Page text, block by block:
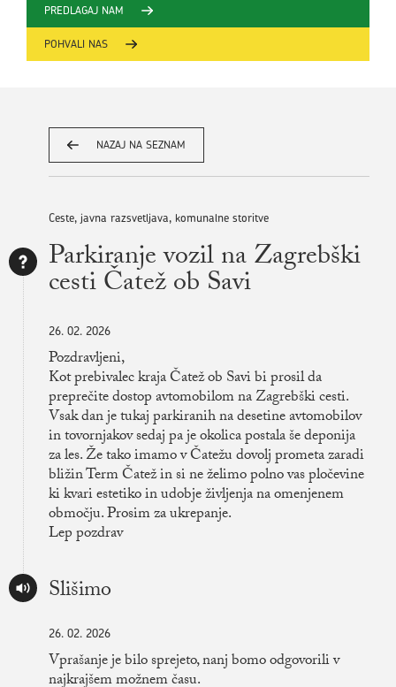
PREDLAGAJ NAM
POHVALI NAS
NAZAJ NA SEZNAM
Ceste, javna razsvetljava, komunalne storitve
Parkiranje vozil na Zagrebški
cesti Čatež ob Savi
26. 02. 2026
Pozdravljeni,
Kot prebivalec kraja Čatež ob Savi bi prosil da
preprečite dostop avtomobilom na Zagrebški cesti.
Vsak dan je tukaj parkiranih na desetine avtomobilov
in tovornjakov sedaj pa je okolica postala še deponija
za les. Že tako imamo v Čatežu dovolj prometa zaradi
bližin Term Čatež in si ne želimo polno vas pločevine
ki kvari estetiko in udobje življenja na omenjenem
območju. Prosim za ukrepanje.
Lep pozdrav
Slišimo
26. 02. 2026
Vprašanje je bilo sprejeto, nanj bomo odgovorili v
najkrajšem možnem času.